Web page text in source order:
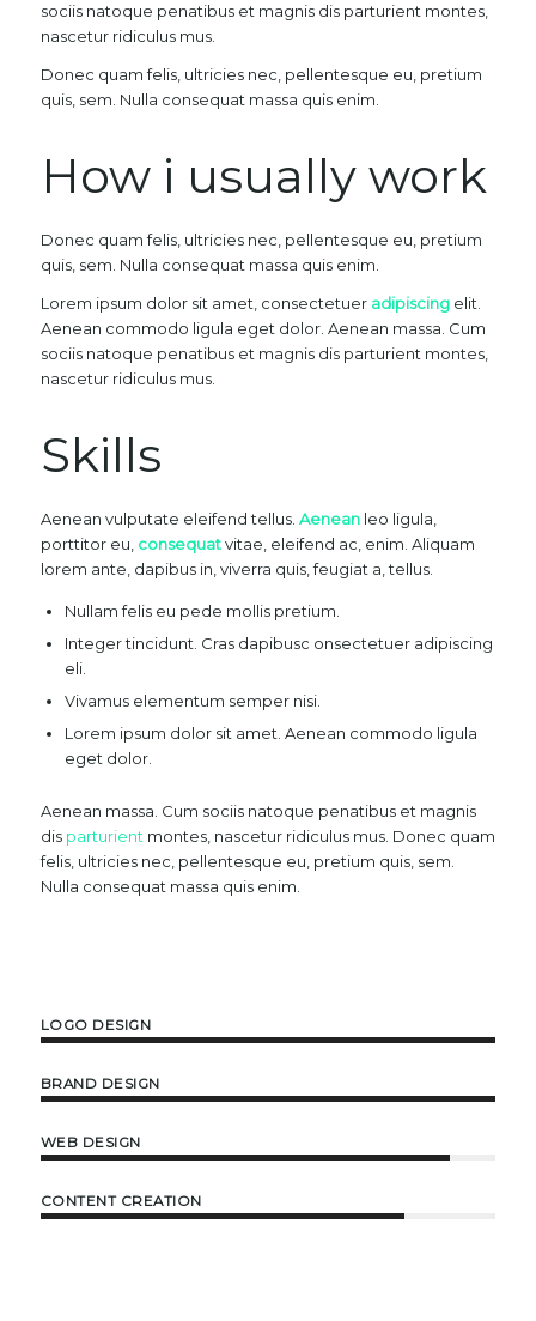
sociis natoque penatibus et magnis dis parturient montes,
nascetur ridiculus mus.
Donec quam felis, ultricies nec, pellentesque eu, pretium
quis, sem. Nulla consequat massa quis enim.
How i usually work
Donec quam felis, ultricies nec, pellentesque eu, pretium
quis, sem. Nulla consequat massa quis enim.
Lorem ipsum dolor sit amet, consectetuer adipiscingelit.
Aenean commodo ligula eget dolor. Aenean massa. Cum
sociis natoque penatibus et magnis dis parturient montes,
nascetur ridiculus mus.
Skills
Aenean vulputate eleifend tellus. Aeneanleo ligula,
porttitor eu, consequatvitae, eleifend ac, enim. Aliquam
lorem ante, dapibus in, viverra quis, feugiat a, tellus.
Nullam felis eu pede mollis pretium.
Integer tincidunt. Cras dapibusc onsectetuer adipiscing
eli.
Vivamus elementum semper nisi.
Lorem ipsum dolor sit amet. Aenean commodo ligula
eget dolor.
Aenean massa. Cum sociis natoque penatibus et magnis
dis parturientmontes, nascetur ridiculus mus. Donec quam
felis, ultricies nec, pellentesque eu, pretium quis, sem.
Nulla consequat massa quis enim.
LOGO DESIGN
BRAND DESIGN
WEB DESIGN
CONTENT CREATION